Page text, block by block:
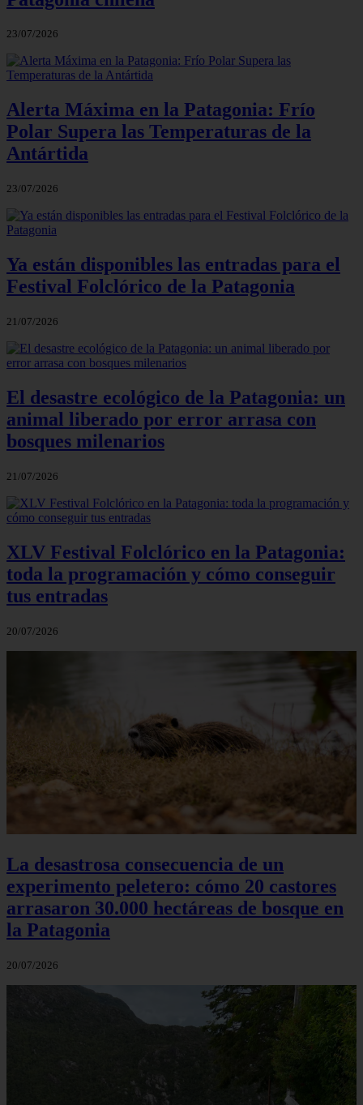
23/07/2026
Alerta Máxima en la Patagonia: Frío
Polar Supera las Temperaturas de la
Antártida
23/07/2026
Ya están disponibles las entradas para el
Festival Folclórico de la Patagonia
21/07/2026
El desastre ecológico de la Patagonia: un
animal liberado por error arrasa con
bosques milenarios
21/07/2026
XLV Festival Folclórico en la Patagonia:
toda la programación y cómo conseguir
tus entradas
20/07/2026
La desastrosa consecuencia de un
experimento peletero: cómo 20 castores
arrasaron 30.000 hectáreas de bosque en
la Patagonia
20/07/2026